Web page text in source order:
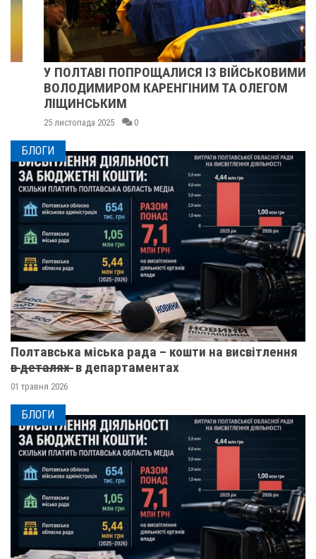
У ПОЛТАВІ ПОПРОЩАЛИСЯ ІЗ ВІЙСЬКОВИМИ
ВОЛОДИМИРОМ КАРЕНГІНИМ ТА ОЛЕГОМ
ЛІЩИНСЬКИМ
25 листопада 2025 0
БЛОГИ
Полтавська міська рада – кошти на висвітлення
в̶ ̶д̶е̶т̶а̶л̶я̶х̶ ̶ в департаментах
01 травня 2026
БЛОГИ